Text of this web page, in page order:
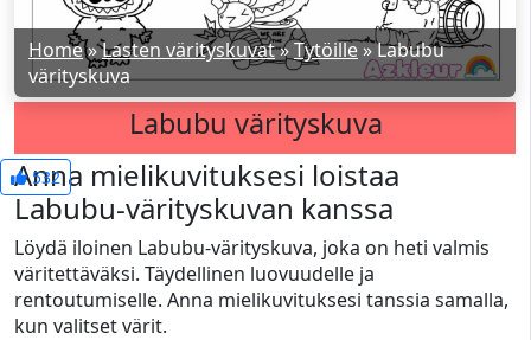
Home»Lasten värityskuvat»Tytöille»Labubu
värityskuva
Labubu värityskuva
532
Anna mielikuvituksesi loistaa
Labubu-värityskuvan kanssa
Löydä iloinen Labubu-värityskuva, joka on heti valmis
väritettäväksi. Täydellinen luovuudelle ja
rentoutumiselle. Anna mielikuvituksesi tanssia samalla,
kun valitset värit.